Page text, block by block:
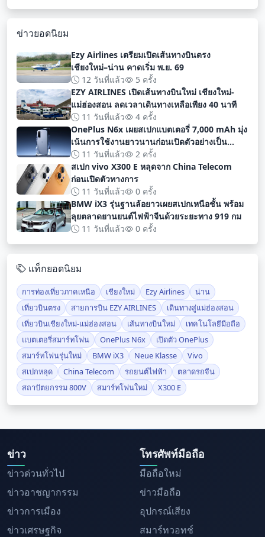
ข่าวยอดนิยม
Ezy Airlines เตรียมเปิดเส้นทางบินตรง
เชียงใหม่–น่าน คาดเริ่ม พ.ย. 69
12 วันที่แล้ว
5 ครั้ง
EZY AIRLINES เปิดเส้นทางบินใหม่ เชียงใหม่-
แม่ฮ่องสอน ลดเวลาเดินทางเหลือเพียง 40 นาที
11 วันที่แล้ว
4 ครั้ง
OnePlus N6x เผยสเปกแบตเตอรี่ 7,000 mAh มุ่ง
เน้นการใช้งานยาวนานก่อนเปิดตัวอย่างเป็น
ทางการ
11 วันที่แล้ว
2 ครั้ง
สเปก vivo X300 E หลุดจาก China Telecom
ก่อนเปิดตัวทางการ
11 วันที่แล้ว
0 ครั้ง
BMW iX3 รุ่นฐานล้อยาวเผยสเปกเหนือชั้น พร้อม
ลุยตลาดยานยนต์ไฟฟ้าจีนด้วยระยะทาง 919 กม
11 วันที่แล้ว
0 ครั้ง
แท็กยอดนิยม
การท่องเที่ยวภาคเหนือ เชียงใหม่ Ezy Airlines
น่าน
เที่ยวบินตรง
สายการบิน EZY AIRLINES
เดินทางสู่แม่ฮ่องสอน
เที่ยวบินเชียงใหม่-แม่ฮ่องสอน
เส้นทางบินใหม่
เทคโนโลยีมือถือ
แบตเตอรี่สมาร์ทโฟน
OnePlus N6x
เปิดตัว OnePlus
สมาร์ทโฟนรุ่นใหม่
BMW iX3 Neue Klasse
Vivo
สเปกหลุด
China Telecom รถยนต์ไฟฟ้า
ตลาดรถจีน
สถาปัตยกรรม 800V
สมาร์ทโฟนใหม่ X300 E
ข่าว
ข่าวด่วนทั่วไป
ข่าวอาชญากรรม
ข่าวการเมือง
ข่าวเศรษฐกิจ
โทรศัพท์มือถือ
มือถือใหม่
ข่าวมือถือ
อุปกรณ์เสียง
สมาร์ทวอทช์